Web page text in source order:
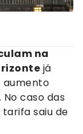
na
já
aumento
. No caso das
saiu de